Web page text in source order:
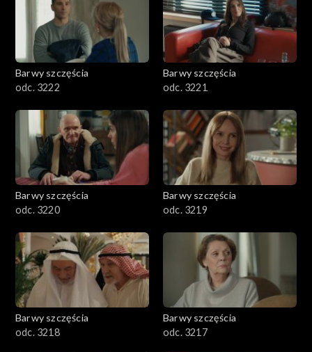
Barwy szczęścia
odc. 3222
Barwy szczęścia
odc. 3221
Barwy szczęścia
odc. 3220
Barwy szczęścia
odc. 3219
Barwy szczęścia
odc. 3218
Barwy szczęścia
odc. 3217